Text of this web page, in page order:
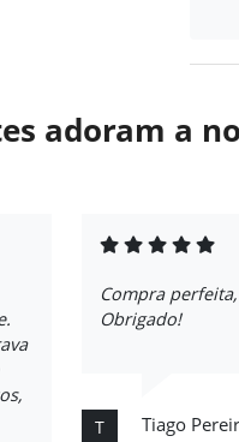
adoram a
Compra
Obrigado!
T Tiago